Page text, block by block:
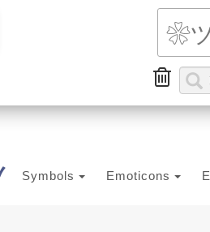
Symbols Emoticons